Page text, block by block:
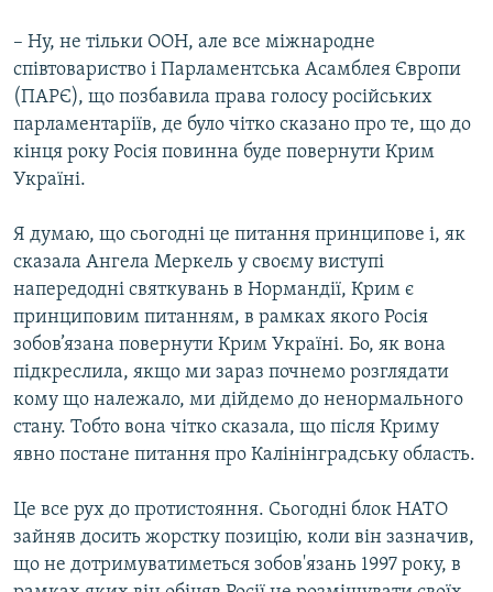
– Ну, не тільки ООН, але все міжнародне
співтовариство і Парламентська Асамблея Європи
(ПАРЄ), що позбавила права голосу російських
парламентаріїв, де було чітко сказано про те, що до
кінця року Росія повинна буде повернути Крим
Україні.
Я думаю, що сьогодні це питання принципове і, як
сказала Ангела Меркель у своєму виступі
напередодні святкувань в Нормандії, Крим є
принциповим питанням, в рамках якого Росія
зобов’язана повернути Крим Україні. Бо, як вона
підкреслила, якщо ми зараз почнемо розглядати
кому що належало, ми дійдемо до ненормального
стану. Тобто вона чітко сказала, що після Криму
явно постане питання про Калінінградську область.
Це все рух до протистояння. Сьогодні блок НАТО
зайняв досить жорстку позицію, коли він зазначив,
що не дотримуватиметься зобов'язань 1997 року, в